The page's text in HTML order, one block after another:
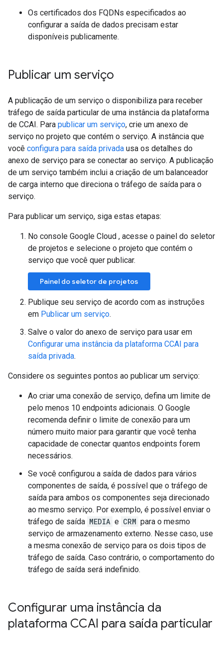
Os certificados dos FQDNs especificados ao
configurar a saída de dados precisam estar
disponíveis publicamente.
Publicar um serviço
A publicação de um serviço o disponibiliza para receber
tráfego de saída particular de uma instância da plataforma
de CCAI. Para publicar um serviço, crie um anexo de
serviço no projeto que contém o serviço. A instância que
você configura para saída privada usa os detalhes do
anexo de serviço para se conectar ao serviço. A publicação
de um serviço também inclui a criação de um balanceador
de carga interno que direciona o tráfego de saída para o
serviço.
Para publicar um serviço, siga estas etapas:
No console Google Cloud , acesse o painel do seletor
de projetos e selecione o projeto que contém o
serviço que você quer publicar.
Painel do seletor de projetos
Publique seu serviço de acordo com as instruções
em Publicar um serviço.
Salve o valor do anexo de serviço para usar em
Configurar uma instância da plataforma CCAI para
saída privada.
Considere os seguintes pontos ao publicar um serviço:
Ao criar uma conexão de serviço, defina um limite de
pelo menos 10 endpoints adicionais. O Google
recomenda definir o limite de conexão para um
número muito maior para garantir que você tenha
capacidade de conectar quantos endpoints forem
necessários.
Se você configurou a saída de dados para vários
componentes de saída, é possível que o tráfego de
saída para ambos os componentes seja direcionado
ao mesmo serviço. Por exemplo, é possível enviar o
tráfego de saída MEDIA e CRM para o mesmo
serviço de armazenamento externo. Nesse caso, use
a mesma conexão de serviço para os dois tipos de
tráfego de saída. Caso contrário, o comportamento do
tráfego de saída será indefinido.
Configurar uma instância da
plataforma CCAI para saída particular